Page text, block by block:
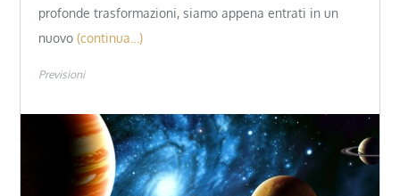
profonde trasformazioni, siamo appena entrati in un
nuovo (continua…)
Previsioni